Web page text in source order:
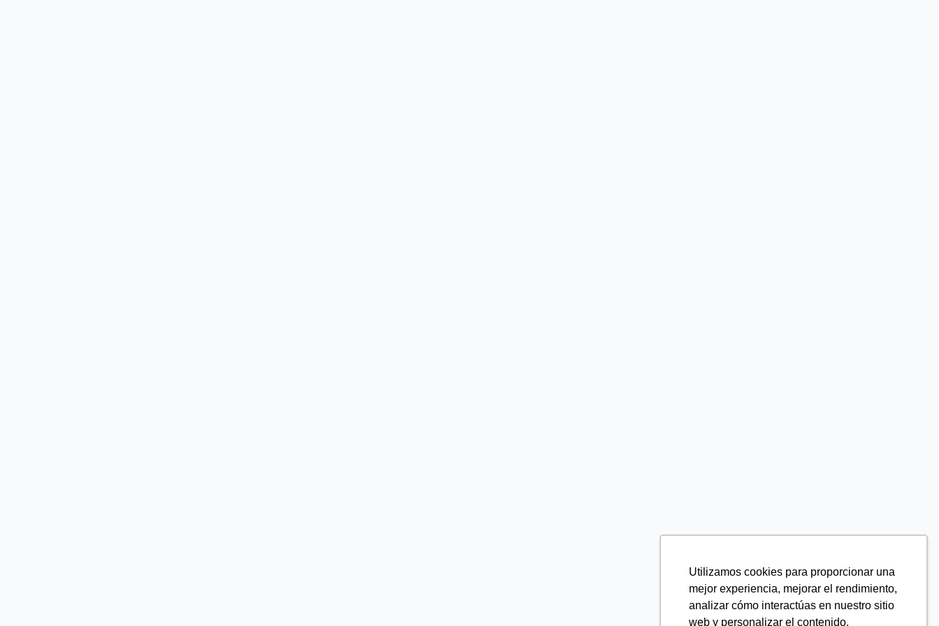
Utilizamos cookies para proporcionar una
mejor experiencia, mejorar el rendimiento,
analizar cómo interactúas en nuestro sitio
web y personalizar el contenido.